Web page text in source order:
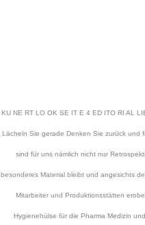
KU NE RT LO OK SE IT E 4 ED ITO RI AL
Lächeln Sie gerade Denken Sie zurück und
sind für uns nämlich nicht nur
besonderes Material bleibt und angesichts
Mitarbeiter und Produktionsstätten
Hygienehülse für die Pharma Medizin